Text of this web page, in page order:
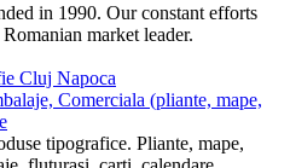
in 1990. Our constant efforts
market leader.
Cluj Napoca
Comerciala (pliante, mape,
tipografice. Pliante, mape,